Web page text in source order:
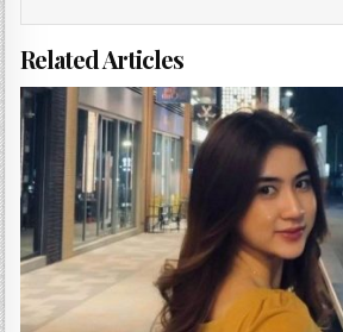
Related Articles